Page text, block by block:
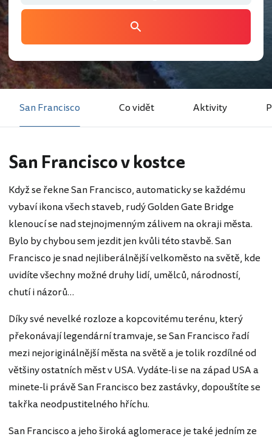
San Francisco Co vidět Aktivity
San Francisco v kostce
Když se řekne San Francisco, automaticky se každému
vybaví ikona všech staveb, rudý Golden Gate Bridge
klenoucí se nad stejnojmenným zálivem na okraji města.
Bylo by chybou sem jezdit jen kvůli této stavbě. San
Francisco je snad nejliberálnější velkoměsto na světě, kde
uvidíte všechny možné druhy lidí, umělců, národností,
chutí i názorů…
Díky své nevelké rozloze a kopcovitému terénu, který
překonávají legendární tramvaje, se San Francisco řadí
mezi nejoriginálnější města na světě a je tolik rozdílné od
většiny ostatních měst v USA. Vydáte-li se na západ USA a
minete-li právě San Francisco bez zastávky, dopouštíte se
takřka neodpustitelného hříchu.
San Francisco a jeho široká aglomerace je také jedním ze